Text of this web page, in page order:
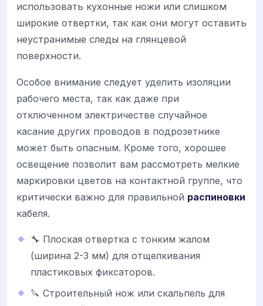
использовать кухонные ножи или слишком
широкие отвертки, так как они могут оставить
неустранимые следы на глянцевой
поверхности.
Особое внимание следует уделить изоляции
рабочего места, так как даже при
отключенном электричестве случайное
касание других проводов в подрозетнике
может быть опасным. Кроме того, хорошее
освещение позволит вам рассмотреть мелкие
маркировки цветов на контактной группе, что
критически важно для правильной распиновки
кабеля.
🔧 Плоская отвертка с тонким жалом
(ширина 2-3 мм) для отщелкивания
пластиковых фиксаторов.
🔪 Строительный нож или скальпель для